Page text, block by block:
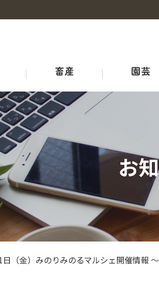
耕畜連携・資源
品質管理室
生産者の皆さまへ
広島県産応援登録制
ＪＡお米のアンバ
ひろしま野菜の産
ＥＪＡ アグリサミット
お
日（金）みのりみのるマルシェ開催情報